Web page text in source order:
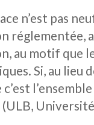
n’est pas
réglementée,
au motif que
Si, au lieu
c’est